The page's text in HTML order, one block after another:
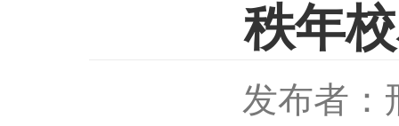
秩年
发布者：